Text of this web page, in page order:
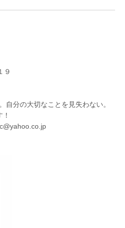
９
分の大切なことを見失わない。